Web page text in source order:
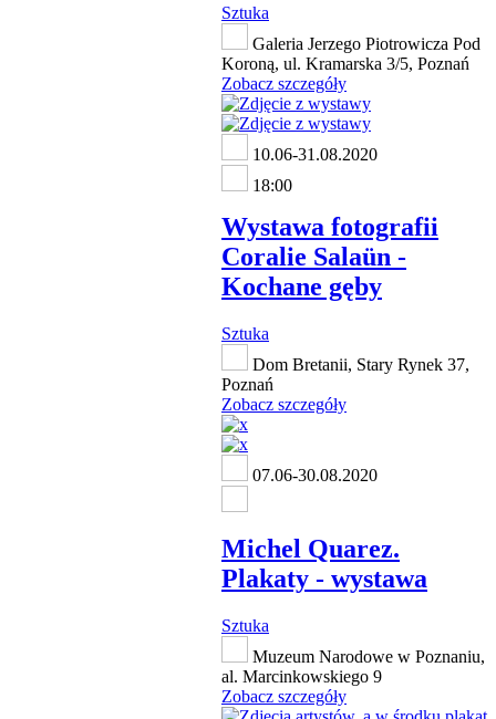
Sztuka
Galeria Jerzego Piotrowicza Pod
Koroną, ul. Kramarska 3/5, Poznań
Zobacz szczegóły
10.06-31.08.2020
18:00
Wystawa fotografii
Coralie Salaün -
Kochane gęby
Sztuka
Dom Bretanii, Stary Rynek 37,
Poznań
Zobacz szczegóły
07.06-30.08.2020
Michel Quarez.
Plakaty - wystawa
Sztuka
Muzeum Narodowe w Poznaniu,
al. Marcinkowskiego 9
Zobacz szczegóły